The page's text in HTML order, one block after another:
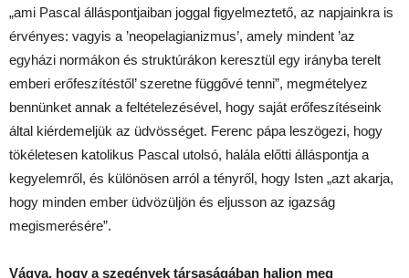
„ami Pascal álláspontjaiban joggal figyelmeztető, az napjainkra is
érvényes: vagyis a ’neopelagianizmus’, amely mindent ’az
egyházi normákon és struktúrákon keresztül egy irányba terelt
emberi erőfeszítéstől’ szeretne függővé tenni”, megmételyez
bennünket annak a feltételezésével, hogy saját erőfeszítéseink
által kiérdemeljük az üdvösséget. Ferenc pápa leszögezi, hogy
tökéletesen katolikus Pascal utolsó, halála előtti álláspontja a
kegyelemről, és különösen arról a tényről, hogy Isten „azt akarja,
hogy minden ember üdvözüljön és eljusson az igazság
megismerésére”.
Vágya, hogy a szegények társaságában haljon meg